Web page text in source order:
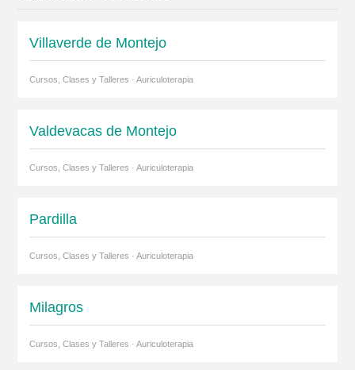
Villaverde de Montejo
Cursos, Clases y Talleres · Auriculoterapia
Valdevacas de Montejo
Cursos, Clases y Talleres · Auriculoterapia
Pardilla
Cursos, Clases y Talleres · Auriculoterapia
Milagros
Cursos, Clases y Talleres · Auriculoterapia